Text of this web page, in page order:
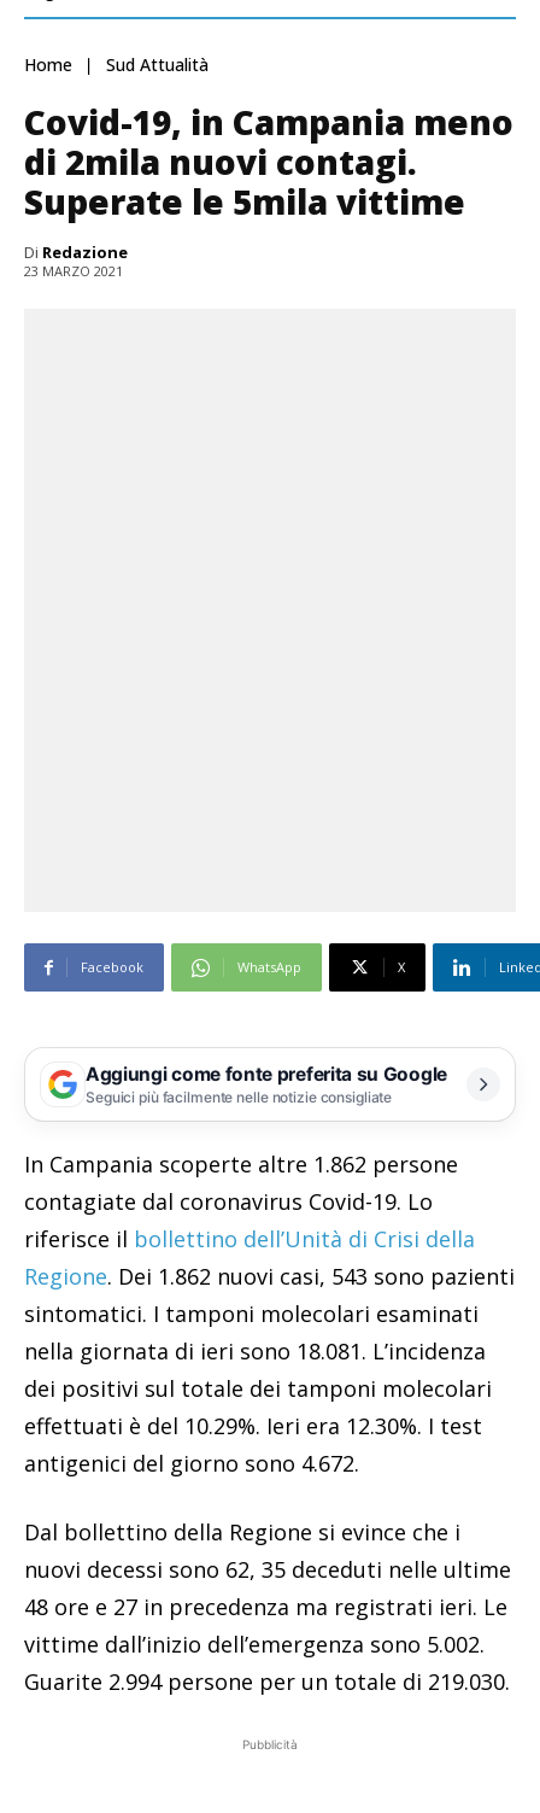
Home Sud Attualità
Covid-19, in Campania meno
di 2mila nuovi contagi.
Superate le 5mila vittime
Di Redazione
23 MARZO 2021
Facebook WhatsApp X
Aggiungi come fonte preferita su Google
Seguici più facilmente nelle notizie consigliate
In Campania scoperte altre 1.862 persone
contagiate dal coronavirus Covid-19. Lo
riferisce il bollettino dell’Unità di Crisi della
Regione. Dei 1.862 nuovi casi, 543 sono pazienti
sintomatici. I tamponi molecolari esaminati
nella giornata di ieri sono 18.081. L’incidenza
dei positivi sul totale dei tamponi molecolari
effettuati è del 10.29%. Ieri era 12.30%. I test
antigenici del giorno sono 4.672.
Dal bollettino della Regione si evince che i
nuovi decessi sono 62, 35 deceduti nelle ultime
48 ore e 27 in precedenza ma registrati ieri. Le
vittime dall’inizio dell’emergenza sono 5.002.
Guarite 2.994 persone per un totale di 219.030.
Pubblicità